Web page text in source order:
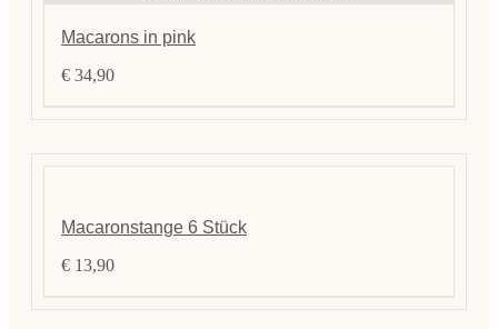
Macarons in pink
€ 34,90
Macaronstange 6 Stück
€ 13,90